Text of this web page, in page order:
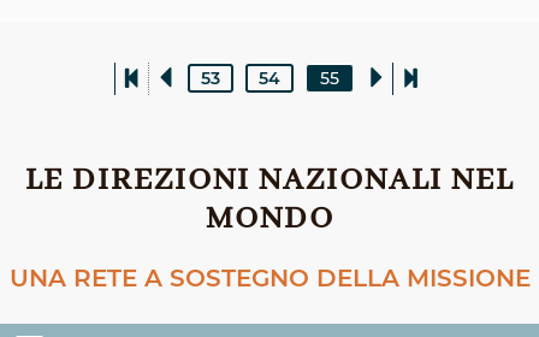
53 54 55
LE DIREZIONI NAZIONALI NEL
MONDO
UNA RETE A SOSTEGNO DELLA MISSIONE